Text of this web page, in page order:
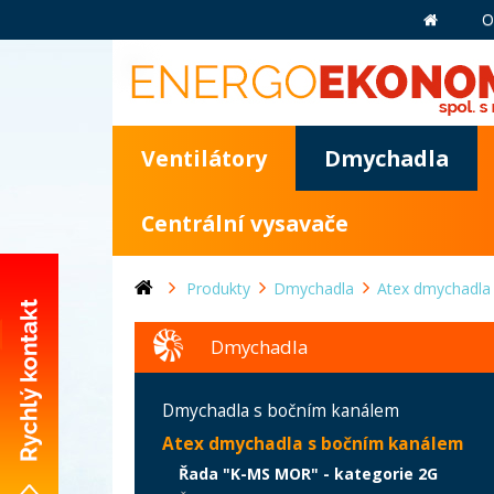
+420 281 981 055
info@energoekonom.cz
Wolkerova 433
Ventilátory Dmychadla
Centrální vysavače
Produkty Dmychadla Atex
Dmychadla
Dmychadla s bočním kanálem
Atex dmychadla s bočním kanálem
Řada "K-MS MOR" - kategorie 2G